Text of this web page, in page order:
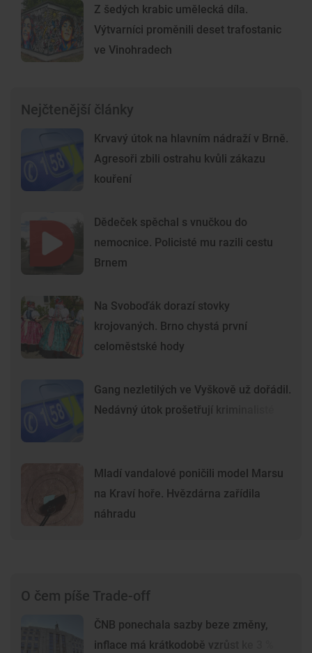
Z šedých krabic umělecká díla.
Výtvarníci proměnili deset trafostanic
ve Vinohradech
Nejčtenější články
Krvavý útok na hlavním nádraží v Brně.
Agresoři zbili ostrahu kvůli zákazu
kouření
Dědeček spěchal s vnučkou do
nemocnice. Policisté mu razili cestu
Brnem
Na Svoboďák dorazí stovky
krojovaných. Brno chystá první
celoměstské hody
Gang nezletilých ve Vyškově už dořádil.
Nedávný útok prošetřují kriminalisté
Mladí vandalové poničili model Marsu
na Kraví hoře. Hvězdárna zařídila
náhradu
O čem píše Trade-off
ČNB ponechala sazby beze změny,
inflace má krátkodobě vzrůst ke 3 %